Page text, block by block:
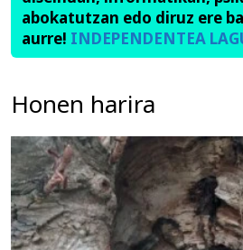
abokatutzan edo diruz ere
aurre! INDEPENDENTEA
Honen harira